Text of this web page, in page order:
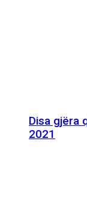
Disa gjëra
2021